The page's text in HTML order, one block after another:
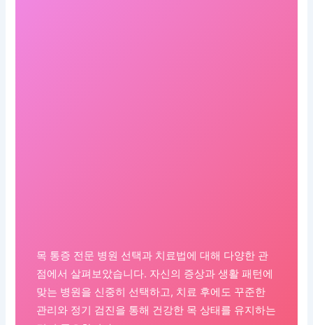
목 통증 전문 병원 선택과 치료법에 대해 다양한 관
점에서 살펴보았습니다. 자신의 증상과 생활 패턴에
맞는 병원을 신중히 선택하고, 치료 후에도 꾸준한
관리와 정기 검진을 통해 건강한 목 상태를 유지하는